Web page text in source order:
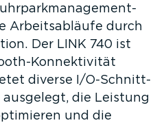
Arbeits­ab­läufe durch
Der LINK 740 ist
­Kon­nek­ti­vität
diverse I/O-Schnitt­
die Leistung
und die